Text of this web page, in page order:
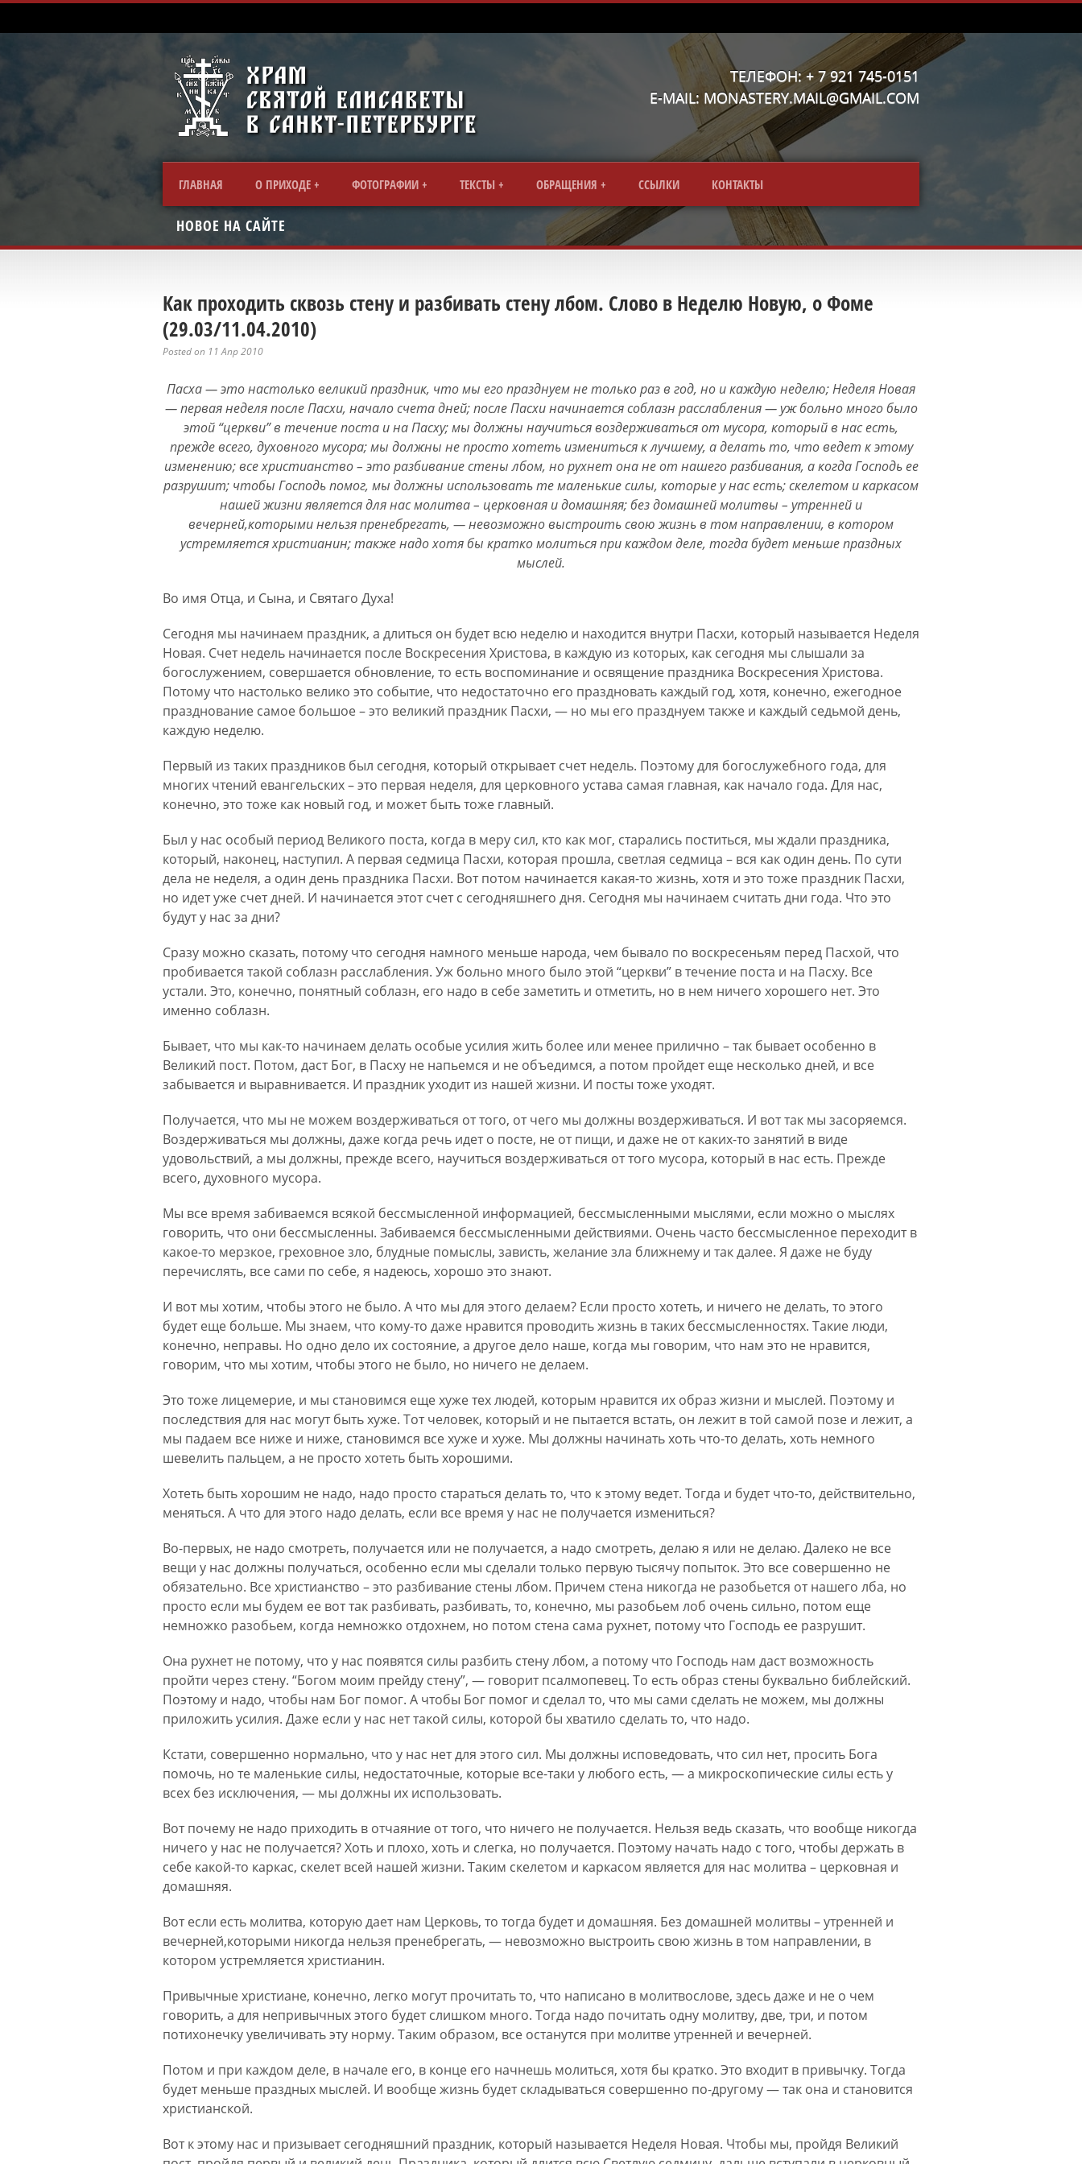
ТЕЛЕФОН: + 7 921 745-0151
E-MAIL: MONASTERY.MAIL@GMAIL.COM
ГЛАВНАЯ О ПРИХОДЕ ФОТОГРАФИИ ТЕКСТЫ ОБРАЩЕНИЯ CСЫЛКИ КОНТАКТЫ
НОВОЕ НА САЙТЕ
Как проходить сквозь стену и разбивать стену лбом. Слово в Неделю Новую, о Фоме
(29.03/11.04.2010)
Posted on 11 Апр 2010
Пасха — это настолько великий праздник, что мы его празднуем не только раз в год, но и каждую неделю; Неделя Новая
— первая неделя после Пасхи, начало счета дней; после Пасхи начинается соблазн расслабления — уж больно много было
этой “церкви” в течение поста и на Пасху; мы должны научиться воздерживаться от мусора, который в нас есть,
прежде всего, духовного мусора; мы должны не просто хотеть измениться к лучшему, а делать то, что ведет к этому
изменению; все христианство – это разбивание стены лбом, но рухнет она не от нашего разбивания, а когда Господь ее
разрушит; чтобы Господь помог, мы должны использовать те маленькие силы, которые у нас есть; скелетом и каркасом
нашей жизни является для нас молитва – церковная и домашняя; без домашней молитвы – утренней и
вечерней,которыми нельзя пренебрегать, — невозможно выстроить свою жизнь в том направлении, в котором
устремляется христианин; также надо хотя бы кратко молиться при каждом деле, тогда будет меньше праздных
мыслей.
Во имя Отца, и Сына, и Святаго Духа!
Сегодня мы начинаем праздник, а длиться он будет всю неделю и находится внутри Пасхи, который называется Неделя
Новая. Счет недель начинается после Воскресения Христова, в каждую из которых, как сегодня мы слышали за
богослужением, совершается обновление, то есть воспоминание и освящение праздника Воскресения Христова.
Потому что настолько велико это событие, что недостаточно его праздновать каждый год, хотя, конечно, ежегодное
празднование самое большое – это великий праздник Пасхи, — но мы его празднуем также и каждый седьмой день,
каждую неделю.
Первый из таких праздников был сегодня, который открывает счет недель. Поэтому для богослужебного года, для
многих чтений евангельских – это первая неделя, для церковного устава самая главная, как начало года. Для нас,
конечно, это тоже как новый год, и может быть тоже главный.
Был у нас особый период Великого поста, когда в меру сил, кто как мог, старались поститься, мы ждали праздника,
который, наконец, наступил. А первая седмица Пасхи, которая прошла, светлая седмица – вся как один день. По сути
дела не неделя, а один день праздника Пасхи. Вот потом начинается какая-то жизнь, хотя и это тоже праздник Пасхи,
но идет уже счет дней. И начинается этот счет с сегодняшнего дня. Сегодня мы начинаем считать дни года. Что это
будут у нас за дни?
Сразу можно сказать, потому что сегодня намного меньше народа, чем бывало по воскресеньям перед Пасхой, что
пробивается такой соблазн расслабления. Уж больно много было этой “церкви” в течение поста и на Пасху. Все
устали. Это, конечно, понятный соблазн, его надо в себе заметить и отметить, но в нем ничего хорошего нет. Это
именно соблазн.
Бывает, что мы как-то начинаем делать особые усилия жить более или менее прилично – так бывает особенно в
Великий пост. Потом, даст Бог, в Пасху не напьемся и не объедимся, а потом пройдет еще несколько дней, и все
забывается и выравнивается. И праздник уходит из нашей жизни. И посты тоже уходят.
Получается, что мы не можем воздерживаться от того, от чего мы должны воздерживаться. И вот так мы засоряемся.
Воздерживаться мы должны, даже когда речь идет о посте, не от пищи, и даже не от каких-то занятий в виде
удовольствий, а мы должны, прежде всего, научиться воздерживаться от того мусора, который в нас есть. Прежде
всего, духовного мусора.
Мы все время забиваемся всякой бессмысленной информацией, бессмысленными мыслями, если можно о мыслях
говорить, что они бессмысленны. Забиваемся бессмысленными действиями. Очень часто бессмысленное переходит в
какое-то мерзкое, греховное зло, блудные помыслы, зависть, желание зла ближнему и так далее. Я даже не буду
перечислять, все сами по себе, я надеюсь, хорошо это знают.
И вот мы хотим, чтобы этого не было. А что мы для этого делаем? Если просто хотеть, и ничего не делать, то этого
будет еще больше. Мы знаем, что кому-то даже нравится проводить жизнь в таких бессмысленностях. Такие люди,
конечно, неправы. Но одно дело их состояние, а другое дело наше, когда мы говорим, что нам это не нравится,
говорим, что мы хотим, чтобы этого не было, но ничего не делаем.
Это тоже лицемерие, и мы становимся еще хуже тех людей, которым нравится их образ жизни и мыслей. Поэтому и
последствия для нас могут быть хуже. Тот человек, который и не пытается встать, он лежит в той самой позе и лежит, а
мы падаем все ниже и ниже, становимся все хуже и хуже. Мы должны начинать хоть что-то делать, хоть немного
шевелить пальцем, а не просто хотеть быть хорошими.
Хотеть быть хорошим не надо, надо просто стараться делать то, что к этому ведет. Тогда и будет что-то, действительно,
меняться. А что для этого надо делать, если все время у нас не получается измениться?
Во-первых, не надо смотреть, получается или не получается, а надо смотреть, делаю я или не делаю. Далеко не все
вещи у нас должны получаться, особенно если мы сделали только первую тысячу попыток. Это все совершенно не
обязательно. Все христианство – это разбивание стены лбом. Причем стена никогда не разобьется от нашего лба, но
просто если мы будем ее вот так разбивать, разбивать, то, конечно, мы разобьем лоб очень сильно, потом еще
немножко разобьем, когда немножко отдохнем, но потом стена сама рухнет, потому что Господь ее разрушит.
Она рухнет не потому, что у нас появятся силы разбить стену лбом, а потому что Господь нам даст возможность
пройти через стену. “Богом моим прейду стену”, — говорит псалмопевец. То есть образ стены буквально библейский.
Поэтому и надо, чтобы нам Бог помог. А чтобы Бог помог и сделал то, что мы сами сделать не можем, мы должны
приложить усилия. Даже если у нас нет такой силы, которой бы хватило сделать то, что надо.
Кстати, совершенно нормально, что у нас нет для этого сил. Мы должны исповедовать, что сил нет, просить Бога
помочь, но те маленькие силы, недостаточные, которые все-таки у любого есть, — а микроскопические силы есть у
всех без исключения, — мы должны их использовать.
Вот почему не надо приходить в отчаяние от того, что ничего не получается. Нельзя ведь сказать, что вообще никогда
ничего у нас не получается? Хоть и плохо, хоть и слегка, но получается. Поэтому начать надо с того, чтобы держать в
себе какой-то каркас, скелет всей нашей жизни. Таким скелетом и каркасом является для нас молитва – церковная и
домашняя.
Вот если есть молитва, которую дает нам Церковь, то тогда будет и домашняя. Без домашней молитвы – утренней и
вечерней,которыми никогда нельзя пренебрегать, — невозможно выстроить свою жизнь в том направлении, в
котором устремляется христианин.
Привычные христиане, конечно, легко могут прочитать то, что написано в молитвослове, здесь даже и не о чем
говорить, а для непривычных этого будет слишком много. Тогда надо почитать одну молитву, две, три, и потом
потихонечку увеличивать эту норму. Таким образом, все останутся при молитве утренней и вечерней.
Потом и при каждом деле, в начале его, в конце его начнешь молиться, хотя бы кратко. Это входит в привычку. Тогда
будет меньше праздных мыслей. И вообще жизнь будет складываться совершенно по-другому — так она и становится
христианской.
Вот к этому нас и призывает сегодняшний праздник, который называется Неделя Новая. Чтобы мы, пройдя Великий